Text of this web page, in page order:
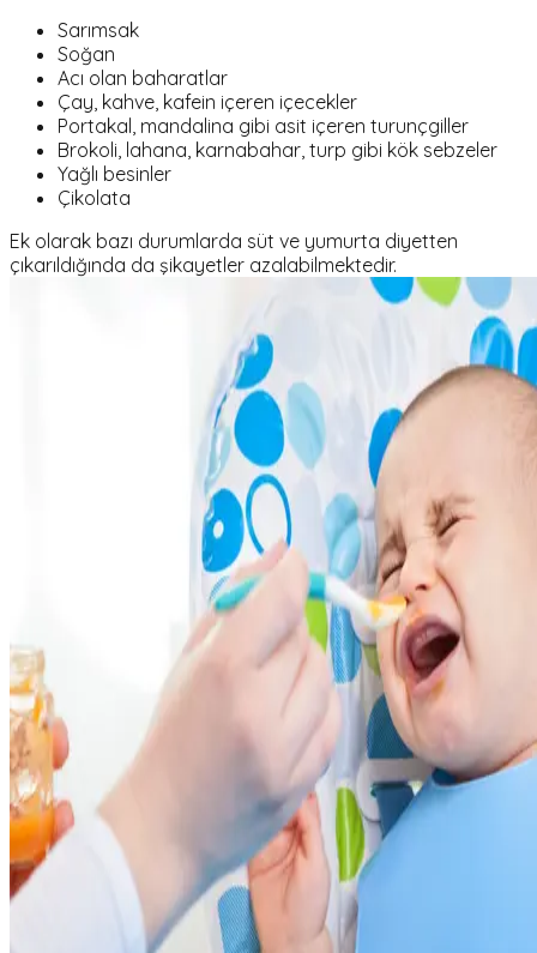
Sarımsak
Soğan
Acı olan baharatlar
Çay, kahve, kafein içeren içecekler
Portakal, mandalina gibi asit içeren turunçgiller
Brokoli, lahana, karnabahar, turp gibi kök sebzeler
Yağlı besinler
Çikolata
Ek olarak bazı durumlarda süt ve yumurta diyetten
çıkarıldığında da şikayetler azalabilmektedir.